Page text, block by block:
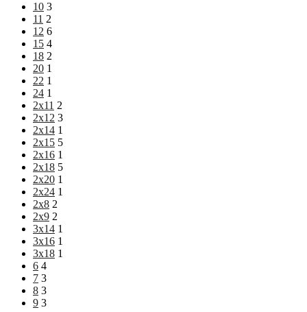
10 3
11 2
12 6
15 4
18 2
20 1
22 1
24 1
2х11 2
2х12 3
2х14 1
2х15 5
2х16 1
2х18 5
2х20 1
2х24 1
2х8 2
2х9 2
3х14 1
3х16 1
3х18 1
6 4
7 3
8 3
9 3